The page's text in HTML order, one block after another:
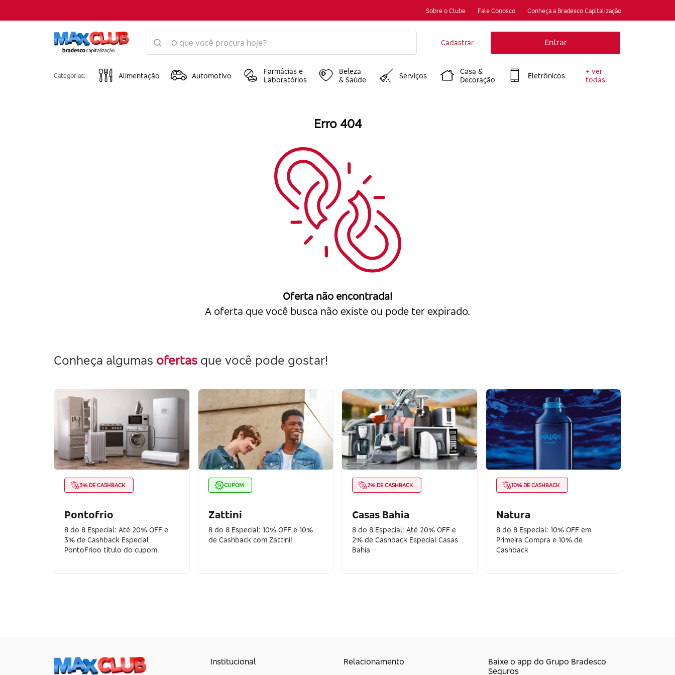
Sobre o Clube Fale Conosco Conheça a Bradesco Capitalização
Cadastrar Entrar
Categorias: Alimentação Automotivo
Farmácias e
Laboratórios
Beleza
& Saúde
Serviços
Casa &
Decoração
Eletrônicos
+ ver
todas
Erro 404
Oferta não encontrada!
A oferta que você busca não existe ou pode ter expirado.
Conheça algumas ofertas que você pode gostar!
3% DE CASHBACK
Pontofrio
8 do 8 Especial: Até 20% OFF e
3% de Cashback Especial
PontoFrioo título do cupom
CUPOM
Zattini
8 do 8 Especial: 10% OFF e 10%
de Cashback com Zattini!
2% DE CASHBACK
Casas Bahia
8 do 8 Especial: Até 20% OFF e
2% de Cashback Especial Casas
Bahia
10% DE CASHBACK
Natura
8 do 8 Especial: 10% OFF em
Primeira Compra e 10% de
Cashback
Institucional Relacionamento
Baixe o app do Grupo Bradesco
Seguros